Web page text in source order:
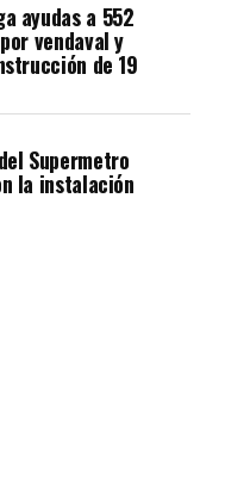
ayudas a 552
vendaval y
de 19
Supermetro
la instalación